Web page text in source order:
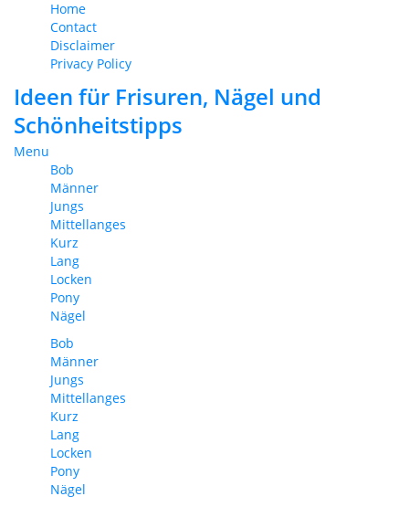
Home
Contact
Disclaimer
Privacy Policy
Ideen für Frisuren, Nägel und
Schönheitstipps
Menu
Bob
Männer
Jungs
Mittellanges
Kurz
Lang
Locken
Pony
Nägel
Bob
Männer
Jungs
Mittellanges
Kurz
Lang
Locken
Pony
Nägel